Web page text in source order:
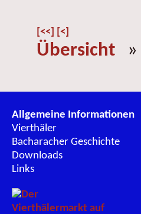
[<<] [<]
Übersicht »
Allgemeine Informationen
Vierthäler
Bacharacher Geschichte
Downloads
Links